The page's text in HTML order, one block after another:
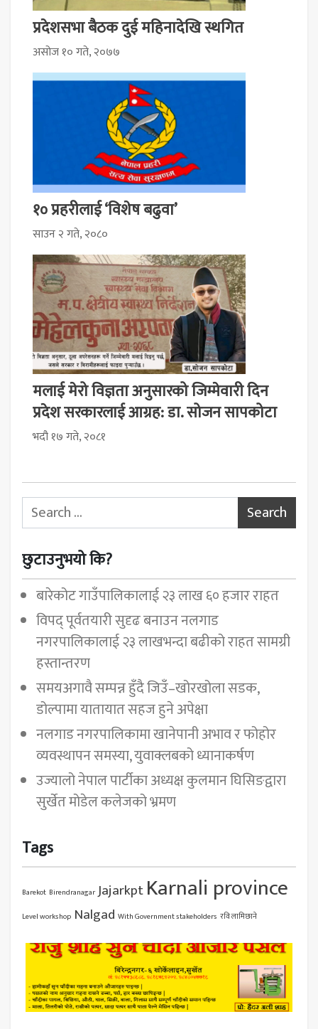
प्रदेशसभा बैठक दुई महिनादेखि स्थगित
असोज १० गते, २०७७
१० प्रहरीलाई ‘विशेष बढुवा’
साउन २ गते, २०८०
मलाई मेरो विज्ञता अनुसारको जिम्मेवारी दिन
प्रदेश सरकारलाई आग्रह: डा. सोजन सापकोटा
भदौ १७ गते, २०८१
Search for:
छुटाउनुभयो कि?
बारेकोट गाउँपालिकालाई २३ लाख ६० हजार राहत
विपद् पूर्वतयारी सुदृढ बनाउन नलगाड
नगरपालिकालाई २३ लाखभन्दा बढीको राहत सामग्री
हस्तान्तरण
समयअगावै सम्पन्न हुँदै जिउँ–खोरखोला सडक,
डोल्पामा यातायात सहज हुने अपेक्षा
नलगाड नगरपालिकामा खानेपानी अभाव र फोहोर
व्यवस्थापन समस्या, युवाक्लबको ध्यानाकर्षण
उज्यालो नेपाल पार्टीका अध्यक्ष कुलमान घिसिङद्वारा
सुर्खेत मोडेल कलेजको भ्रमण
Tags
Barekot Birendranagar JajarkptKarnali province
Level workshop Nalgad With Government stakeholders रवि लामिछाने